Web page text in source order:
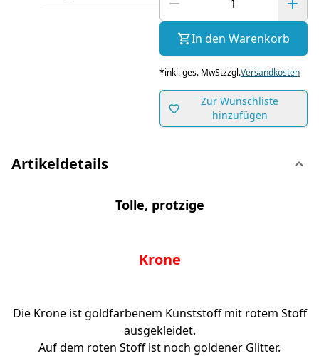
In den Warenkorb
*inkl. ges. MwStzzgl.Versandkosten
Zur Wunschliste
hinzufügen
Artikeldetails
Tolle, protzige
Krone
Die Krone ist goldfarbenem Kunststoff mit rotem Stoff
ausgekleidet.
Auf dem roten Stoff ist noch goldener Glitter.